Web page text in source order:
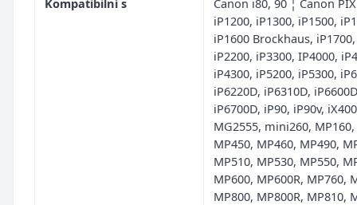
Kompatibilní s
Canon i80, 90 ¦ Canon
iP1200, iP1300, iP1500,
iP1600 Brockhaus,
iP2200, iP3300, IP4000,
iP4300, iP5200, iP5300,
iP6220D, iP6310D,
iP6700D, iP90, iP90v,
MG2555, mini260,
MP450, MP460, MP490,
MP510, MP530, MP550,
MP600, MP600R, MP760,
MP800, MP800R, MP810,